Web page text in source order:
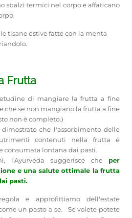
sbalzi termici nel corpo e affaticano
tisane estive fatte con la menta
Frutta
di mangiare la frutta a fine
che se non mangiano la frutta a fine
non è completo.)
che l'assorbimento delle
contenuti nella frutta è
consumata lontana dai pasti.
l'Ayurveda suggerisce che per
e una salute ottimale la frutta
pasti.
e approfittiamo dell'estate
un pasto a se. Se volete potete